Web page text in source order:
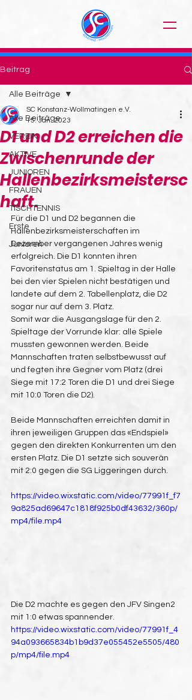
Beitrag
Alle Beiträge
VEREIN
AKTIVE
JUNIOREN
FRAUEN
TISCHTENNIS
Erste
Junioren
Alle Beiträge
D1 und D2 erreichen die
Zwischenrunde der
Hallenbezirksmeistersc
haft.
SC Konstanz-Wollmatingen e.V.
15. Jan. 2023
Für die D1 und D2 begannen die
Hallenbezirksmeisterschaften im
Dezember vergangenen Jahres wenig
erfolgreich. Die D1 konnten ihren
Favoritenstatus am 1. Spieltag in der Halle
bei den vier Spielen nicht bestätigen und
landete auf dem 2. Tabellenplatz, die D2
sogar nur auf dem 3. Platz.
Somit war die Ausgangslage für den 2.
Spieltage der Vorrunde klar: alle Spiele
mussten gewonnen werden. Beide
Mannschaften traten selbstbewusst auf
und fegten ihre Gegner vom Platz (drei
Siege mit 17:2 Toren die D1 und drei Siege
mit 10:0 Toren die D2).
Beide Mannschaften erreichten damit in
ihren jeweiligen Gruppen das «Endspiel»
gegen den direkten Konkurrenten um den
ersten Platz. Die D1 setzte sich souverän
mit 2:0 gegen die SG Liggeringen durch.
https://video.wixstatic.com/video/77991f_f7
9a825ad69647c1818f925b0df43632/360p/
mp4/file.mp4
Die D2 machte es gegen den JFV Singen2
mit 1:0 etwas spannender.
https://video.wixstatic.com/video/77991f_4
94a093665834b1b9d37e055452e5505/480
p/mp4/file.mp4